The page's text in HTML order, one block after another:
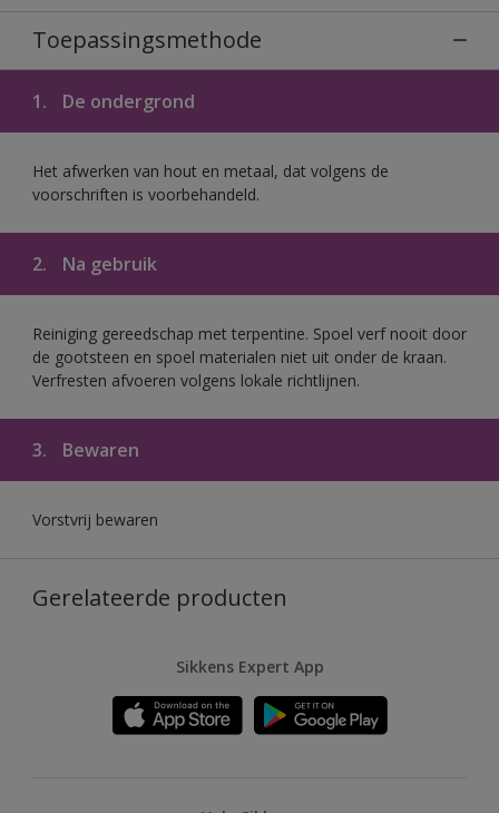
Toepassingsmethode
1. De ondergrond
Het afwerken van hout en metaal, dat volgens de
voorschriften is voorbehandeld.
2. Na gebruik
Reiniging gereedschap met terpentine. Spoel verf nooit door
de gootsteen en spoel materialen niet uit onder de kraan.
Verfresten afvoeren volgens lokale richtlijnen.
3. Bewaren
Vorstvrij bewaren
Gerelateerde producten
Sikkens Expert App